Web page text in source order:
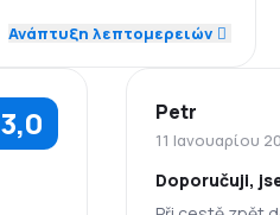
3,8
Ανάπτυξη λεπτομερειών
3,0 Petr
11 Ιανουαρίου
Doporučuji,